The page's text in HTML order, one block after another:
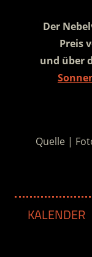
Der
Preis
und über
Quelle |
KALENDER